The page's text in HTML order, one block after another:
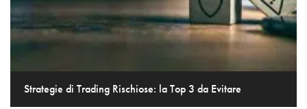
Strategie di Trading Rischiose: la Top 3 da Evitare